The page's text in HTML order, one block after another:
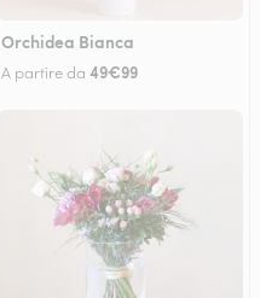
Orchidea Bianca
A partire da 49€99